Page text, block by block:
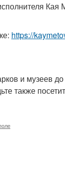
Кая
https://
и музеев
также